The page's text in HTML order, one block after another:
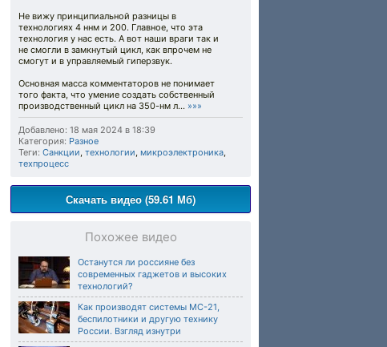
Не вижу принципиальной разницы в
технологиях 4 ннм и 200. Главное, что эта
технология у нас есть. А вот наши враги так и
не смогли в замкнутый цикл, как впрочем не
смогут и в управляемый гиперзвук.
Основная масса комментаторов не понимает
того факта, что умение создать собственный
производственный цикл на 350-нм л... »»»
Добавлено: 18 мая 2024 в 18:39
Категория: Разное
Теги: Санкции, технологии, микроэлектроника,
техпроцесс
Скачать видео (59.61 Мб)
Похожее видео
Останутся ли россияне без
современных гаджетов и высоких
технологий?
Как производят системы МС-21,
беспилотники и другую технику
России. Взгляд изнутри